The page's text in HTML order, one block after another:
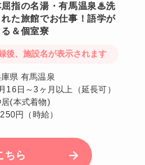
屈指の名湯・有馬温泉♨洗
た旅館でお仕事！語学が
＆個室寮
後、施設名が表示されます
県 有馬温泉
16日～3ヶ月以上（延長可）
居(本式着物)
円
（時給）
ちら